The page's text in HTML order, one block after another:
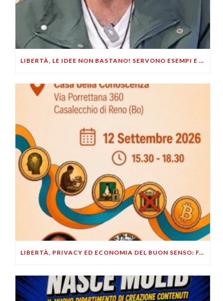
LIBERTÀ, LE IDEE NON BASTANO! SERVONO ESEMPI E UN PO’ DI COERENZA
LIBERTÀ, PRIVACY ED ECONOMIA DEL BUON SENSO: FACCO E MUSUMECI A CASALECCHIO DI RENO (BO)